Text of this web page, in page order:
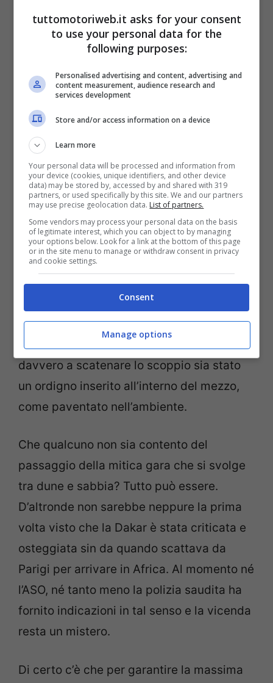
città di recente sede del GP di F1. Il veicolo
era stato appena parcheggiato e la
sedile destro (non è ancora chiaro), è
rimasta ferita, tanto da dover essere
trasportata in ospedale.
Sul documento si legge che un’indagine
sarebbe stata avviata per capire se
davvero a scatenare lo scoppio sia stato
un ordigno inserito all’interno del mezzo,
come paventato nell’ambiente.
Che qualcuno non sia contento del
passaggio della mitica gara che si svolge
tra dune e sabbia? Tutto può essere.
D’altronde non sarebbe neppure la prima
volta visto che la Dakar è stata criticata e
osteggiata sin da quando scattava da
Parigi per arrivare in Africa. Al momento né
l’ASO, né tanto meno la polizia saudita ha
fornito indicazioni in tal senso e la vicenda
resta un mistero.
Di certo c’è che per garantire la massima
tuttomotoriweb.it asks for your consent
to use your personal data for the
following purposes:
Personalised advertising and content, advertising and
content measurement, audience research and
services development
Store and/or access information on a device
Learn more
Your personal data will be processed and information from
your device (cookies, unique identifiers, and other device
data) may be stored by, accessed by and shared with 319
partners, or used specifically by this site. We and our partners
may use precise geolocation data. List of partners.
Some vendors may process your personal data on the basis
of legitimate interest, which you can object to by managing
your options below. Look for a link at the bottom of this page
or in the site menu to manage or withdraw consent in privacy
and cookie settings.
Consent
Manage options